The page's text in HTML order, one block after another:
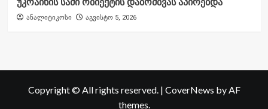
ანალიტიკოსი აგვისტო 5, 2026
Copyright © All rights reserved. | CoverNews by AF
themes.